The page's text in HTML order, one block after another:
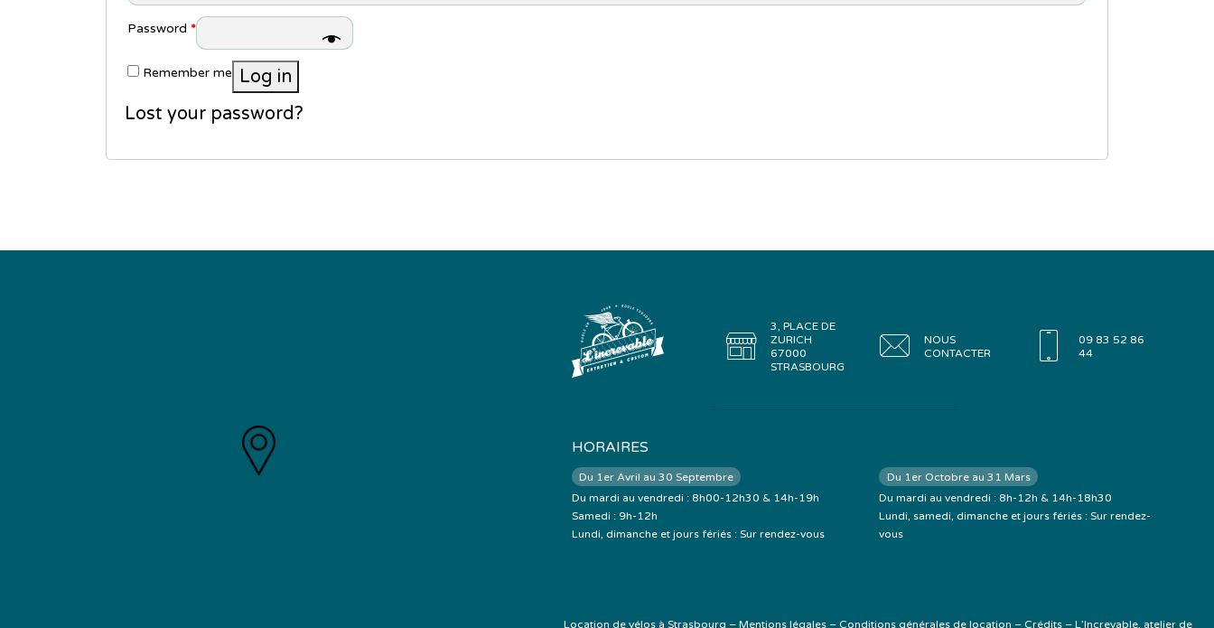
Password *
Remember me
Log in
Lost your password?
3, PLACE DE
ZURICH
67000
STRASBOURG
NOUS
CONTACTER
09 83 52 86
44
HORAIRES
Du 1er Avril au 30 Septembre
Du mardi au vendredi : 8h00-12h30 & 14h-19h
Samedi : 9h-12h
Lundi, dimanche et jours fériés : Sur rendez-vous
Du 1er Octobre au 31 Mars
Du mardi au vendredi : 8h-12h & 14h-18h30
Lundi, samedi, dimanche et jours fériés : Sur rendez-
vous
Location de vélos à Strasbourg – Mentions légales – Conditions générales de location – Crédits – L’Increvable, atelier de